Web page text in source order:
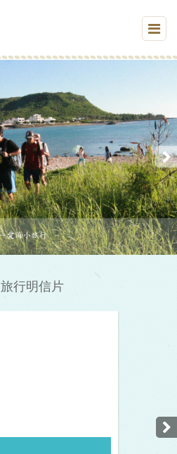
旅行明信片